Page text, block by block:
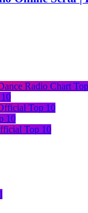
Radio Chart
Top 10
10
Top 10